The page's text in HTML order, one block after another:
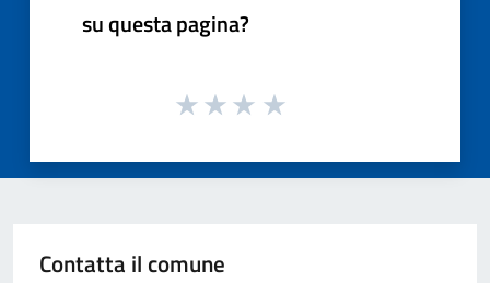
su questa pagina?
Contatta il comune